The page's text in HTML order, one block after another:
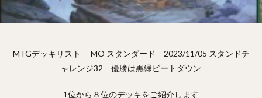
MTGデッキリスト MO スタンダード 2023/11/05 スタンドチ
ャレンジ32 優勝は黒緑ビートダウン
1位から８位のデッキをご紹介します